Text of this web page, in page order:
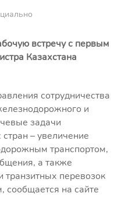
встречу с первым
Казахстана
сотрудничества
и
задачи
– увеличение
транспортом,
а также
транзитных перевозок
сообщается на сайте